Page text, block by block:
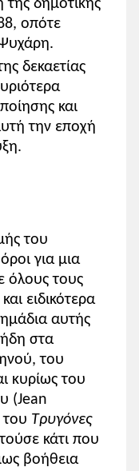
της δημοτικής
οπότε
δεκαετίας
και
την εποχή
του
για μια
όλους τους
ειδικότερα
αυτής
στα
του
κυρίως του
(Jean
Τρυγόνες
κάτι που
βοήθεια